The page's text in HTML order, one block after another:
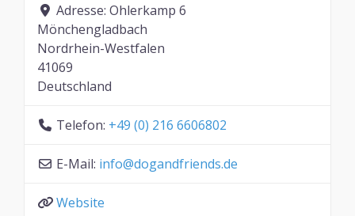
Adresse: Ohlerkamp 6
Mönchengladbach
Nordrhein-Westfalen
41069
Deutschland
Telefon: +49 (0) 216 6606802
E-Mail: info@dogandfriends.de
Website